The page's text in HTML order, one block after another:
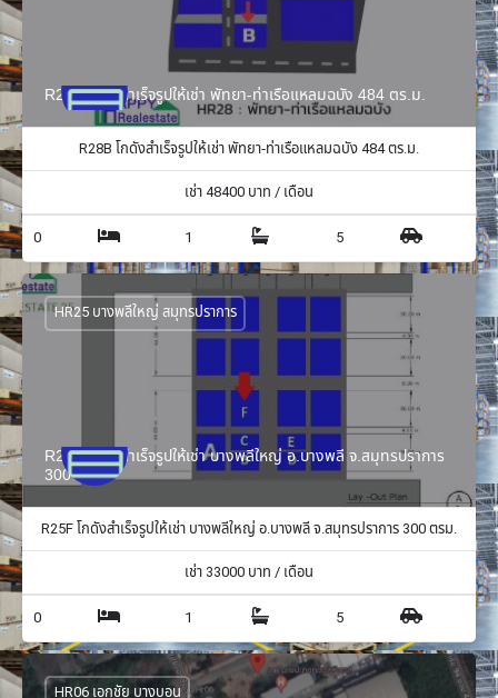
R28B โกดังสำเร็จรูปให้เช่า พัทยา-ท่าเรือแหลมฉบัง 484 ตร.ม.
R28B โกดังสำเร็จรูปให้เช่า พัทยา-ท่าเรือแหลมฉบัง 484 ตร.ม.
เช่า48400 บาท / เดือน
0 1 5
R25F โกดังสำเร็จรูปให้เช่า บางพลีใหญ่ อ.บางพลี จ.สมุทรปราการ
300 ตรม.
HR25 บางพลีใหญ่ สมุทรปราการ
R25F โกดังสำเร็จรูปให้เช่า บางพลีใหญ่ อ.บางพลี จ.สมุทรปราการ 300 ตรม.
เช่า 33000 บาท / เดือน
0 1 5
HR06 เอกชัย บางบอน